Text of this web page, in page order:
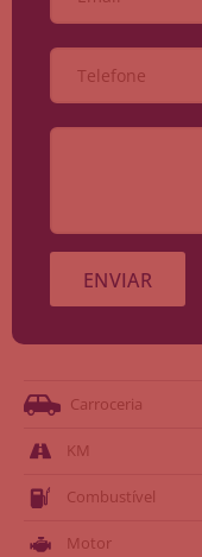
Carroceria
KM
Combustível
Motor